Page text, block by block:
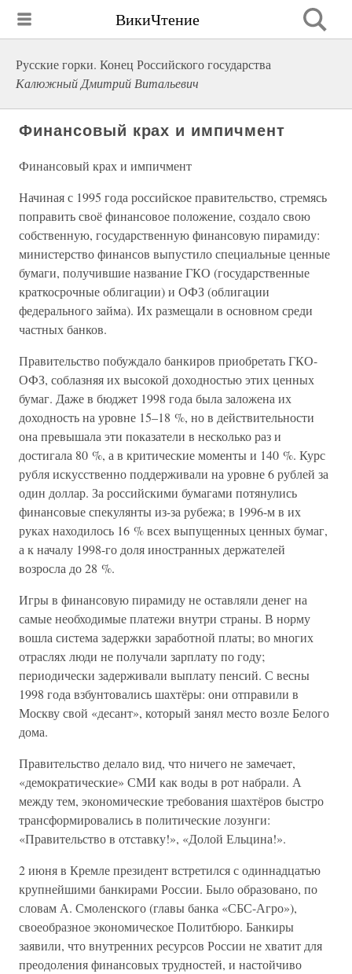
ВикиЧтение
Русские горки. Конец Российского государства
Калюжный Дмитрий Витальевич
Финансовый крах и импичмент
Финансовый крах и импичмент
Начиная с 1995 года российское правительство, стремясь
поправить своё финансовое положение, создало свою
собственную, государственную финансовую пирамиду:
министерство финансов выпустило специальные ценные
бумаги, получившие название ГКО (государственные
краткосрочные облигации) и ОФЗ (облигации
федерального займа). Их размещали в основном среди
частных банков.
Правительство побуждало банкиров приобретать ГКО-
ОФЗ, соблазняя их высокой доходностью этих ценных
бумаг. Даже в бюджет 1998 года была заложена их
доходность на уровне 15–18 %, но в действительности
она превышала эти показатели в несколько раз и
достигала 80 %, а в критические моменты и 140 %. Курс
рубля искусственно поддерживали на уровне 6 рублей за
один доллар. За российскими бумагами потянулись
финансовые спекулянты из-за рубежа; в 1996-м в их
руках находилось 16 % всех выпущенных ценных бумаг,
а к началу 1998-го доля иностранных держателей
возросла до 28 %.
Игры в финансовую пирамиду не оставляли денег на
самые необходимые платежи внутри страны. В норму
вошла система задержки заработной платы; во многих
отраслях люди не получали зарплату по году;
периодически задерживали выплату пенсий. С весны
1998 года взбунтовались шахтёры: они отправили в
Москву свой «десант», который занял место возле Белого
дома.
Правительство делало вид, что ничего не замечает,
«демократические» СМИ как воды в рот набрали. А
между тем, экономические требования шахтёров быстро
трансформировались в политические лозунги:
«Правительство в отставку!», «Долой Ельцина!».
2 июня в Кремле президент встретился с одиннадцатью
крупнейшими банкирами России. Было образовано, по
словам А. Смоленского (главы банка «СБС-Агро»),
своеобразное экономическое Политбюро. Банкиры
заявили, что внутренних ресурсов России не хватит для
преодоления финансовых трудностей, и настойчиво